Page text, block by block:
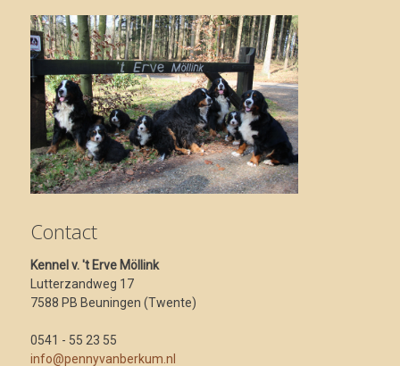
Contact
Kennel v. 't Erve Möllink
Lutterzandweg 17
7588 PB Beuningen (Twente)
0541 - 55 23 55
info@pennyvanberkum.nl